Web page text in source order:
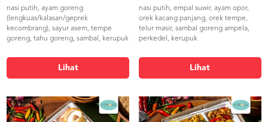
nasi putih, ayam goreng
(lengkuas/kalasan/geprek
kecombrang), sayur asem, tempe
goreng, tahu goreng, sambal, kerupuk
Lihat
nasi putih, empal suwir, ayam opor,
orek kacang panjang, orek tempe,
telur masir, sambal goreng ampela,
perkedel, kerupuk
Lihat